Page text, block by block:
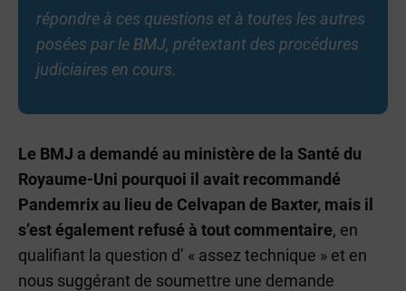
répondre à ces questions et à toutes les autres
posées par le BMJ, prétextant des procédures
judiciaires en cours.
Le BMJ a demandé au ministère de la Santé du
Royaume-Uni pourquoi il avait recommandé
Pandemrix au lieu de Celvapan de Baxter, mais il
s’est également refusé à tout commentaire, en
qualifiant la question d’ « assez technique » et en
nous suggérant de soumettre une demande